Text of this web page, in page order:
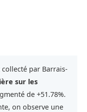
par Barrais-
sur les
de +51.78%.
on observe une